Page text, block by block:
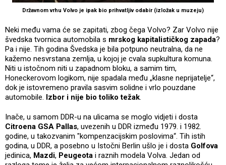
Državnom vrhu Volvo je ipak bio prihvatljiv odabir (izložak u muzeju)
Neki među vama će se zapitati, zbog čega Volvo? Zar Volvo nije
švedska tvornica automobila s mrskog kapitalističkog zapada?
Pa i nije. Tih godina Švedska je bila potpuno neutralna, da ne
kažemo nesvrstana zemlja, u kojoj je cvala supkultura komuna.
Niti u istočnom niti u zapadnom bloku, a samim tim,
Honeckerovom logikom, nije spadala među „klasne neprijatelje“,
dok je istovremeno pravila sasvim solidne i vrlo pouzdane
automobile. Izbor i nije bio toliko težak.
Inače, u samom DDR-u na ulicama se moglo vidjeti i dosta
Citroena GSA Pallas, uvezenih u DDR između 1979. i 1982.
godine, u takozvanim "kompenzacijskim poslovima“. Tih istih
godina, u DDR, a posebno u Istočni Berlin ušlo je i dosta Golfova
jedinica, Mazdi, Peugeota i raznih modela Volva. Jedan od